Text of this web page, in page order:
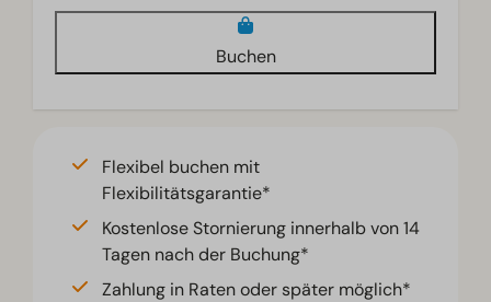
Buchen
Flexibel buchen mit
Flexibilitätsgarantie*
Kostenlose Stornierung innerhalb von 14
Tagen nach der Buchung*
Zahlung in Raten oder später möglich*